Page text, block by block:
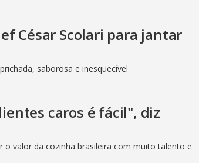
César Scolari para jantar
saborosa e inesquecível
caros é fácil", diz
o valor da cozinha brasileira com muito talento e